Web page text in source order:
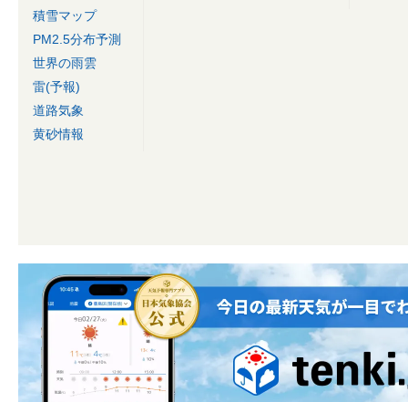
積雪マップ
PM2.5分布予測
世界の雨雲
雷(予報)
道路気象
黄砂情報